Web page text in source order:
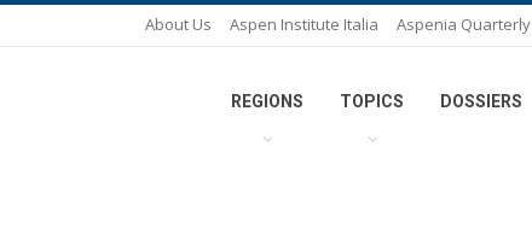
About Us Aspen Institute Italia Aspenia Quarterly
REGIONS TOPICS DOSSIERS